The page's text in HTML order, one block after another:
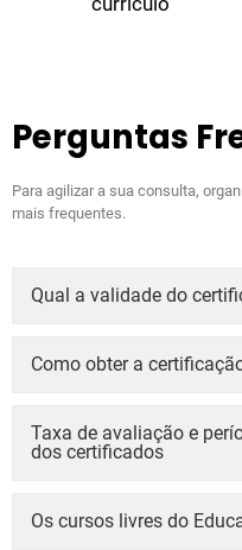
Perguntas
Para agilizar a sua consulta,
mais frequentes.
Qual a validade do
Como obter a
Taxa de avaliação e
dos certificados
Os cursos livres do